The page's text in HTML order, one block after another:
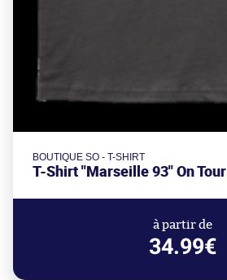
BOUTIQUE SO - T-SHIRT
T-Shirt "Marseille 93" On Tour
à partir de
34.99€